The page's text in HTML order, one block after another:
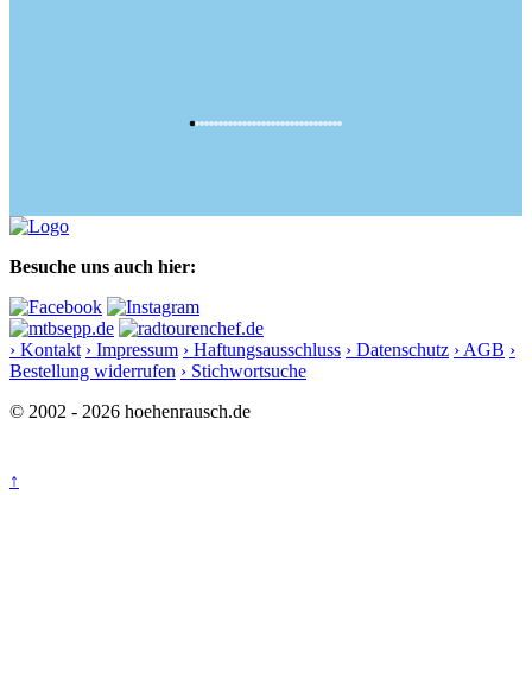
Besuche uns auch hier:
› Kontakt › Impressum › Haftungsausschluss › Datenschutz › AGB ›
Bestellung widerrufen › Stichwortsuche
© 2002 - 2026 hoehenrausch.de
↑